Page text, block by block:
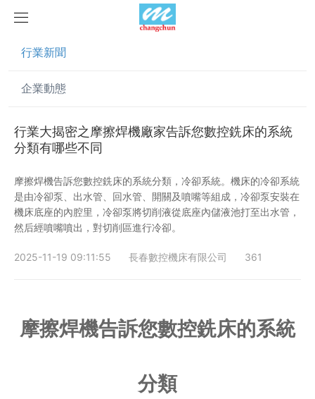
首頁
產品中心
旋弧焊機
慣性摩擦焊機
連續驅動摩擦焊機
普通銑床
產品視頻
行業新聞
企業動態
案例展示
客戶案例
榮譽資質
行業新聞
企業動態
行業大揭密之摩擦焊機廠家告訴您數控銑床的系統
分類有哪些不同
摩擦焊機告訴您數控銑床的系統分類，冷卻系統。機床的冷卻系統
是由冷卻泵、出水管、回水管、開關及噴嘴等組成，冷卻泵安裝在
機床底座的內腔里，冷卻泵將切削液從底座內儲液池打至出水管，
然后經噴嘴噴出，對切削區進行冷卻。
2025-11-19 09:11:55 長春數控機床有限公司 361
摩擦焊機告訴您數控銑床的系統
分類